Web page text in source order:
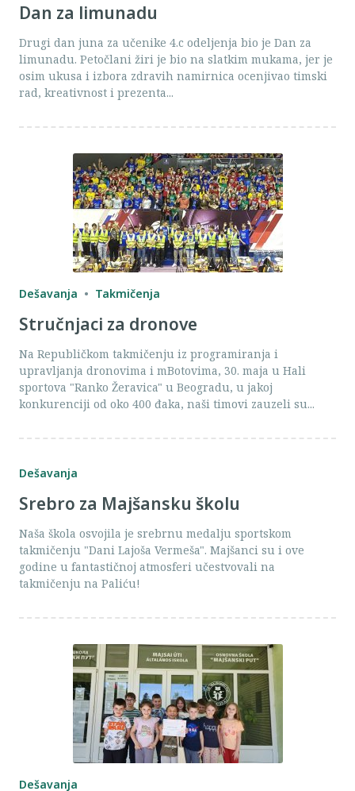
Dan za limunadu
Drugi dan juna za učenike 4.c odeljenja bio je Dan za
limunadu. Petočlani žiri je bio na slatkim mukama, jer je
osim ukusa i izbora zdravih namirnica ocenjivao timski
rad, kreativnost i prezenta...
Dešavanja Takmičenja
Stručnjaci za dronove
Na Republičkom takmičenju iz programiranja i
upravljanja dronovima i mBotovima, 30. maja u Hali
sportova "Ranko Žeravica" u Beogradu, u jakoj
konkurenciji od oko 400 đaka, naši timovi zauzeli su...
Dešavanja
Srebro za Majšansku školu
Naša škola osvojila je srebrnu medalju sportskom
takmičenju "Dani Lajoša Vermeša". Majšanci su i ove
godine u fantastičnoj atmosferi učestvovali na
takmičenju na Paliću!
Dešavanja